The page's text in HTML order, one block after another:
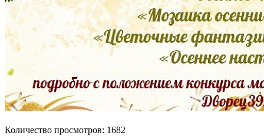
Количество просмотров: 1682